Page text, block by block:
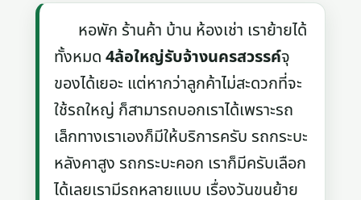
หอพัก ร้านค้า บ้าน ห้องเช่า เราย้ายได้
ทั้งหมด4ล้อใหญ่รับจ้างนครสวรรค์จุ
ของได้เยอะ แต่หากว่าลูกค้าไม่สะดวกที่จะ
ใช้รถใหญ่ ก็สามารถบอกเราได้เพราะรถ
เล็กทางเราเองก็มีให้บริการครับ รถกระบะ
หลังคาสูง รถกระบะคอก เราก็มีครับเลือก
ได้เลยเรามีรถหลายแบบ เรื่องวันขนย้าย